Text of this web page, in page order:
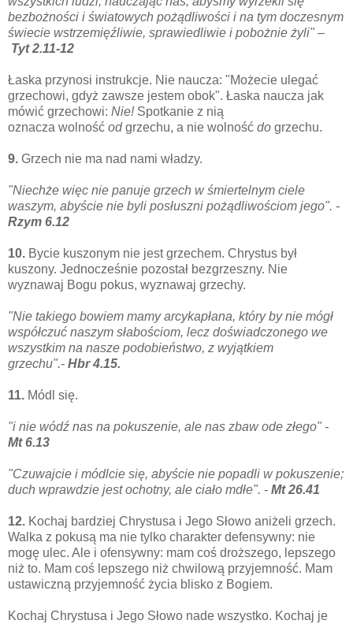
bezbożności i światowych pożądliwości i na tym doczesnym
świecie wstrzemięźliwie, sprawiedliwie i pobożnie żyli" –
Tyt 2.11-12
Łaska przynosi instrukcje. Nie naucza: "Możecie ulegać
grzechowi, gdyż zawsze jestem obok". Łaska naucza jak
mówić grzechowi: Nie! Spotkanie z nią
oznacza wolność odgrzechu, a nie wolność do grzechu.
9. Grzech nie ma nad nami władzy.
"Niechże więc nie panuje grzech w śmiertelnym ciele
waszym, abyście nie byli posłuszni pożądliwościom jego". -
Rzym 6.12
10. Bycie kuszonym nie jest grzechem. Chrystus był
kuszony. Jednocześnie pozostał bezgrzeszny. Nie
wyznawaj Bogu pokus, wyznawaj grzechy.
"Nie takiego bowiem mamy arcykapłana, który by nie mógł
współczuć naszym słabościom, lecz doświadczonego we
wszystkim na nasze podobieństwo, z wyjątkiem
grzechu".- Hbr 4.15.
11. Módl się.
"i nie wódź nas na pokuszenie, ale nas zbaw ode złego" -
Mt 6.13
"Czuwajcie i módlcie się, abyście nie popadli w pokuszenie;
duch wprawdzie jest ochotny, ale ciało mdłe". - Mt 26.41
12. Kochaj bardziej Chrystusa i Jego Słowo aniżeli grzech.
Walka z pokusą ma nie tylko charakter defensywny: nie
mogę ulec. Ale i ofensywny: mam coś droższego, lepszego
niż to. Mam coś lepszego niż chwilową przyjemność. Mam
ustawiczną przyjemność życia blisko z Bogiem.
Kochaj Chrystusa i Jego Słowo nade wszystko. Kochaj je